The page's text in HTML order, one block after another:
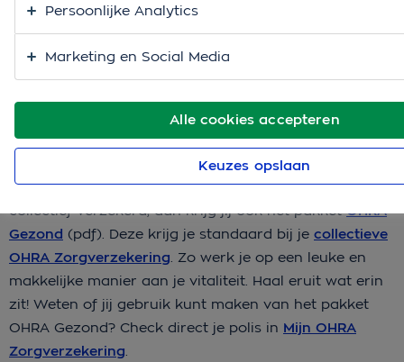
daarom belangrijker. Zodat jij de beste versie van
(eHealth) diensten waar al onze verzekerden
gebruik van kunnen maken. En metvergoedingen van
, waarmee jij vitaler kunt
worden of sneller op de been bent na ziekte. Ben je
collectief verzekerd, dan krijg jij óók het pakketOHRA
Gezond (pdf). Deze krijg je standaard bij je collectieve
OHRA Zorgverzekering. Zo werk je op een leuke en
makkelijke manier aan je vitaliteit. Haal eruit wat erin
zit! Weten of jij gebruik kunt maken van het pakket
OHRA Gezond? Check direct je polis in Mijn OHRA
Zorgverzekering.
Alle cookies accepteren
Persoonlijke Analytics
Marketing en Social Media
Keuzes opslaan